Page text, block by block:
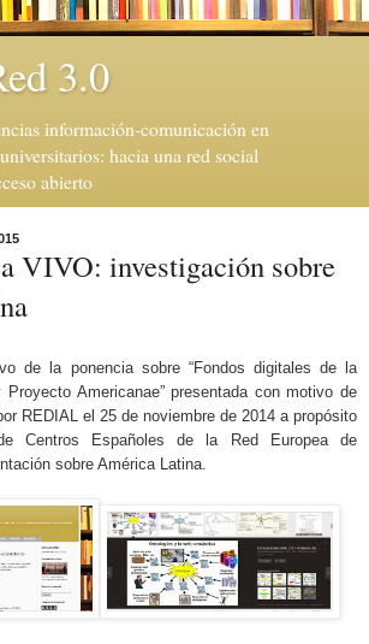
3.0
información-comunicación en
hacia una red social
abierto
VIVO: investigación sobre
de la ponencia sobre “Fondos digitales de la
Americanae” presentada con motivo de
REDIAL el 25 de noviembre de 2014 a propósito
Centros Españoles de la Red Europea de
sobre América Latina.